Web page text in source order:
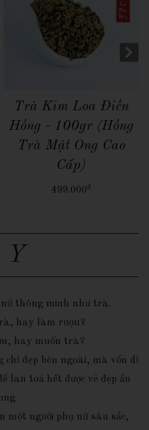
Quick View
Trà Kim Loa Điền
Hồng - 100gr (Hồng
Trà Mật Ong Cao
Cấp)
499.000 đ
Y
thông minh như trà.
hay làm rượu?
hay muốn trà?
đẹp bên ngoài, mà vốn dĩ
lan toả hết được vẻ đẹp ẩn
một người phụ nữ sâu sắc,